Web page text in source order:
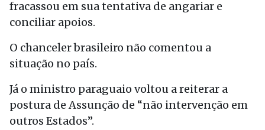
fracassou em sua tentativa de angariar e
conciliar apoios.
O chanceler brasileiro não comentou a
situação no país.
Já o ministro paraguaio voltou a reiterar a
postura de Assunção de “não intervenção em
outros Estados”.